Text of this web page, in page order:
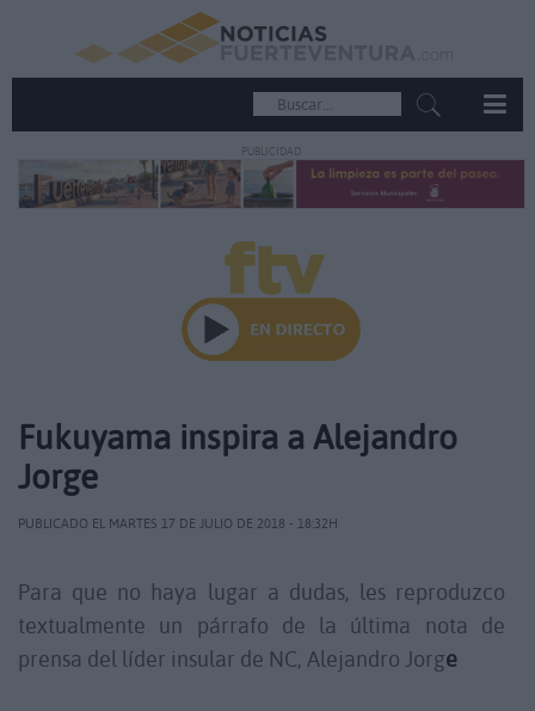
PUBLICIDAD
Fukuyama inspira a Alejandro
Jorge
PUBLICADO EL MARTES 17 DE JULIO DE 2018 - 18:32H
Para que no haya lugar a dudas, les reproduzco
textualmente un párrafo de la última nota de
prensa del líder insular de NC, Alejandro Jorge